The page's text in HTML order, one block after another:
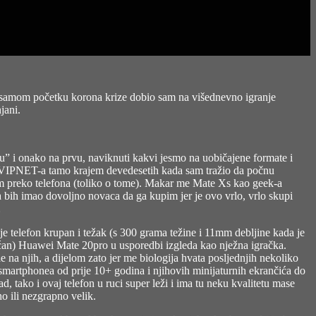
početku korona krize dobio sam na višednevno igranje
i onako na prvu, naviknuti kakvi jesmo na uobičajene formate i
a tamo krajem devedesetih kada sam tražio da počnu
telefona (toliko o tome). Makar me Mate Xs kao geek-a
bih imao dovoljno novaca da ga kupim jer je ovo vrlo, vrlo skupi
krupan i težak (s 300 grama težine i 11mm debljine kada je
Huawei Mate 20pro u usporedbi izgleda kao nježna igračka.
na njih, a dijelom zato jer me biologija hvata posljednjih nekoliko
od prije 10+ godina i njihovih minijaturnih ekrančića do
tako i ovaj telefon u ruci super leži i ima tu neku kvalitetu mase
ili nezgrapno velik.